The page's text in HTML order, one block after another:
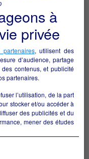
à
privée
partenaires, utilisent des
d’audience, partage
contenus, et publicité
partenaires.
l’utilisation, de la part
stocker et/ou accéder à
des publicités et du
mener des études
liées à la